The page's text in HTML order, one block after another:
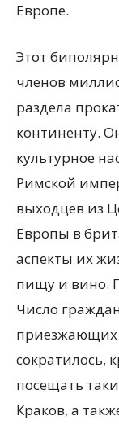
Европе.
Этот
членов
раздела
континенту.
культурное
Римской
выходцев из
Европы в
аспекты их
пищу и вино.
Число
приезжающих
сократилось,
посещать
Краков, а